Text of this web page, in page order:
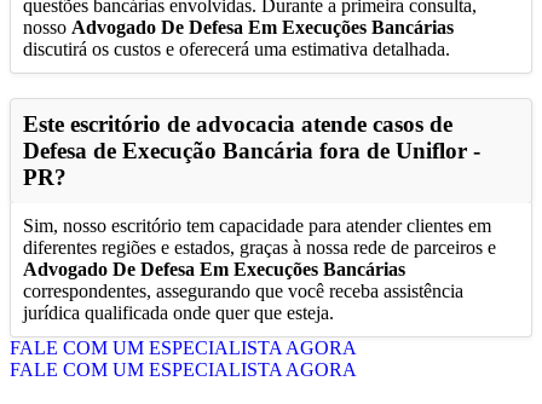
questões bancárias envolvidas. Durante a primeira consulta,
nosso Advogado De Defesa Em Execuções Bancárias
discutirá os custos e oferecerá uma estimativa detalhada.
Este escritório de advocacia atende casos de
Defesa de Execução Bancária fora de Uniflor -
PR?
Sim, nosso escritório tem capacidade para atender clientes em
diferentes regiões e estados, graças à nossa rede de parceiros e
Advogado De Defesa Em Execuções Bancárias
correspondentes, assegurando que você receba assistência
jurídica qualificada onde quer que esteja.
FALE COM UM ESPECIALISTA AGORA
FALE COM UM ESPECIALISTA AGORA